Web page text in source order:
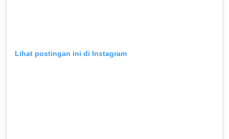
Lihat postingan ini di Instagram